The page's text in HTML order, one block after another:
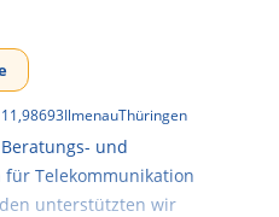
,98693IlmenauThüringen
und
Telekommunikation
unterstützten wir